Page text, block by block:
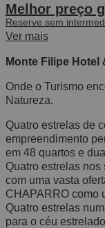
Melhor preço
Reserve sem
Ver mais
Monte Filipe Hotel
Onde o Turismo
Natureza.
Quatro estrelas de
empreendimento
em 48 quartos e
Quatro estrelas
com uma vasta
CHAPARRO como
Quatro estrelas
para o céu